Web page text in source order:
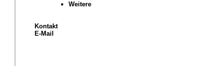
Weitere
Kontakt
E-Mail